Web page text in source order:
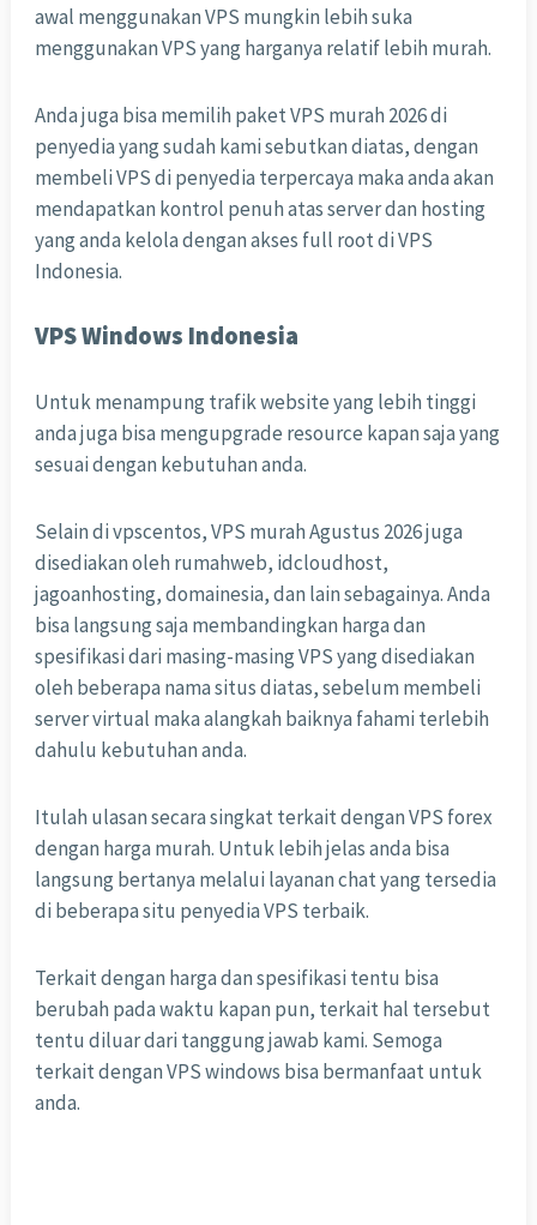
awal menggunakan VPS mungkin lebih suka
menggunakan VPS yang harganya relatif lebih murah.
Anda juga bisa memilih paket VPS murah 2026 di
penyedia yang sudah kami sebutkan diatas, dengan
membeli VPS di penyedia terpercaya maka anda akan
mendapatkan kontrol penuh atas server dan hosting
yang anda kelola dengan akses full root di VPS
Indonesia.
VPS Windows Indonesia
Untuk menampung trafik website yang lebih tinggi
anda juga bisa mengupgrade resource kapan saja yang
sesuai dengan kebutuhan anda.
Selain di vpscentos, VPS murah Agustus 2026 juga
disediakan oleh rumahweb, idcloudhost,
jagoanhosting, domainesia, dan lain sebagainya. Anda
bisa langsung saja membandingkan harga dan
spesifikasi dari masing-masing VPS yang disediakan
oleh beberapa nama situs diatas, sebelum membeli
server virtual maka alangkah baiknya fahami terlebih
dahulu kebutuhan anda.
Itulah ulasan secara singkat terkait dengan VPS forex
dengan harga murah. Untuk lebih jelas anda bisa
langsung bertanya melalui layanan chat yang tersedia
di beberapa situ penyedia VPS terbaik.
Terkait dengan harga dan spesifikasi tentu bisa
berubah pada waktu kapan pun, terkait hal tersebut
tentu diluar dari tanggung jawab kami. Semoga
terkait dengan VPS windows bisa bermanfaat untuk
anda.